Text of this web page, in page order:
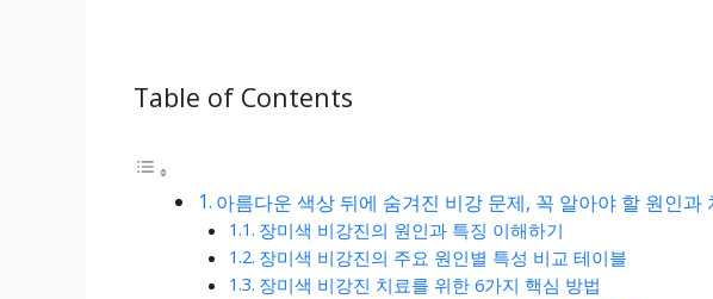
Table of Contents
아름다운 색상 뒤에 숨겨진 비강 문제, 꼭 알아야 할 원인과
장미색 비강진의 원인과 특징 이해하기
장미색 비강진의 주요 원인별 특성 비교 테이블
장미색 비강진 치료를 위한 6가지 핵심 방법